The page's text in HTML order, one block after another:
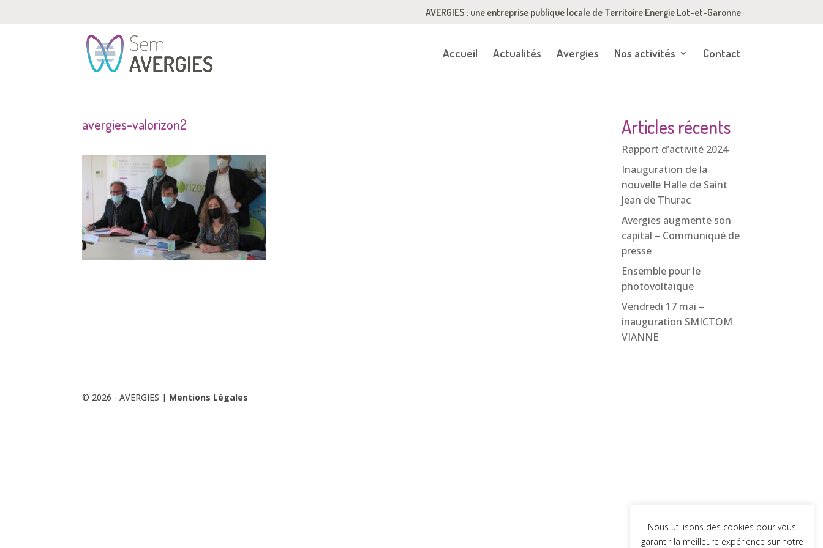
AVERGIES : une entreprise publique locale de Territoire Energie Lot-et-Garonne
Accueil Actualités Avergies Nos activités Contact
avergies-valorizon2 Articles récents
Rapport d’activité 2024
Inauguration de la
nouvelle Halle de Saint
Jean de Thurac
Avergies augmente son
capital – Communiqué de
presse
Ensemble pour le
photovoltaïque
Vendredi 17 mai –
inauguration SMICTOM
VIANNE
© 2026 - AVERGIES | Mentions Légales
Nous utilisons des cookies pour vous
garantir la meilleure expérience sur notre